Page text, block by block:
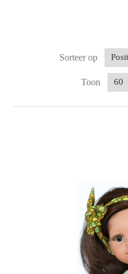
Sorteer op
Toon